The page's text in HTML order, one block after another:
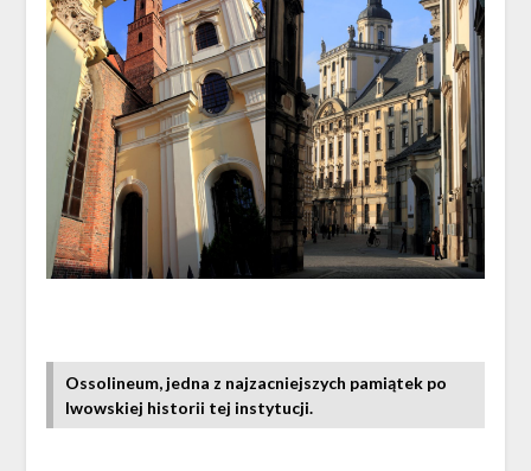
Ossolineum, jedna z najzacniejszych pamiątek po
lwowskiej historii tej instytucji.